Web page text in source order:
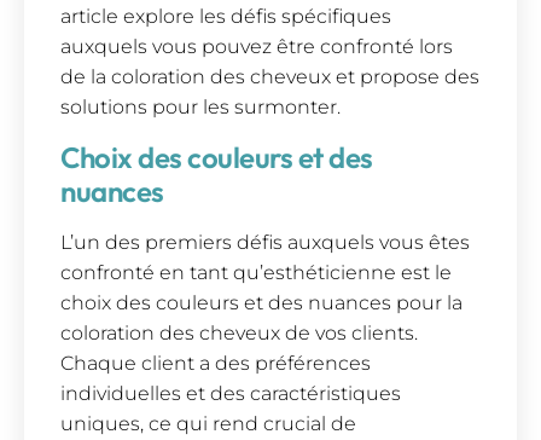
article explore les défis spécifiques
auxquels vous pouvez être confronté lors
de la coloration des cheveux et propose des
solutions pour les surmonter.
Choix des couleurs et des
nuances
L’un des premiers défis auxquels vous êtes
confronté en tant qu’esthéticienne est le
choix des couleurs et des nuances pour la
coloration des cheveux de vos clients.
Chaque client a des préférences
individuelles et des caractéristiques
uniques, ce qui rend crucial de